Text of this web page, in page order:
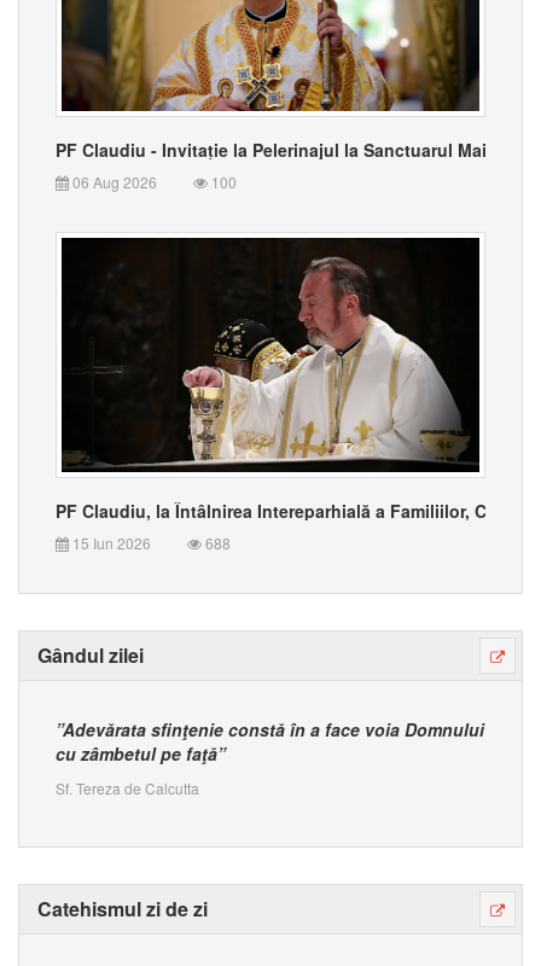
PF Claudiu - Invitație la Pelerinajul la Sanctuarul Maicii
06 Aug 2026 100
PF Claudiu, la Întâlnirea Intereparhială a Familiilor, CMD -
15 Iun 2026 688
Gândul zilei
”Adevărata sfinţenie constă în a face voia Domnului
cu zâmbetul pe faţă”
Sf. Tereza de Calcutta
Catehismul zi de zi